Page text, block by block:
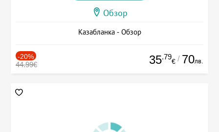
Обзор
Казабланка - Обзор
-20%
44.99€ 35.79
€ / 70лв.